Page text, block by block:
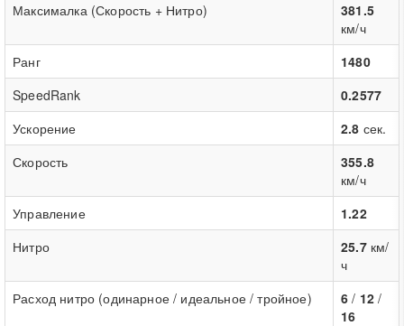
Максималка (Скорость + Нитро)
381.5
км/ч
Ранг
1480
SpeedRank
0.2577
Ускорение
2.8 сек.
Скорость
355.8
км/ч
Управление
1.22
Нитро
25.7км/
ч
Расход нитро (одинарное / идеальное / тройное)
6 / 12 /
16